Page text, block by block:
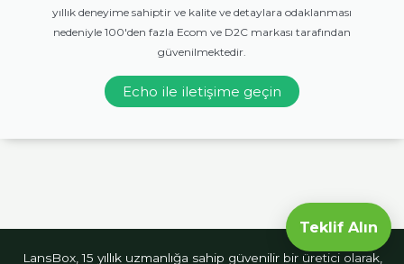
yıllık deneyime sahiptir ve kalite ve detaylara odaklanması
nedeniyle 100'den fazla Ecom ve D2C markası tarafından
güvenilmektedir.
Echo ile iletişime geçin
LansBox, 15 yıllık uzmanlığa sahip güvenilir bir üretici olarak,
Teklif Alın